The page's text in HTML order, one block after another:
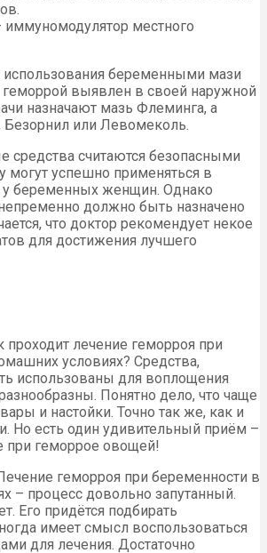
иммуномодулятор местного
беременными мази
выявлен в своей наружной
назначают мазь Флеминга, а
Безорнил или Левомеколь.
средства считаются безопасными
могут успешно применяться в
у беременных женщин. Однако
должно быть назначено
что доктор рекомендует некое
для достижения лучшего
проходит лечение геморроя при
условиях? Средства,
использованы для воплощения
Понятно дело, что чаще
и настойки. Точно так же, как и
Но есть один удивительный приём –
при геморрое овощей!
геморроя при беременности в
– процесс довольно запутанный.
Его придётся подбирать
имеет смысл воспользоваться
для лечения. Достаточно